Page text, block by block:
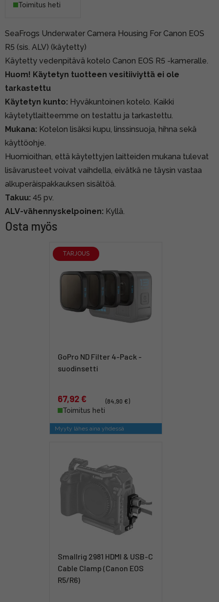
Toimitus heti
SeaFrogs Underwater Camera Housing For Canon EOS
R5 (sis. ALV) (käytetty)
Käytetty vedenpitävä kotelo Canon EOS R5 -kameralle.
Huom! Käytetyn tuotteen vesitiiviyttä ei ole
tarkastettu
Käytetyn kunto: Hyväkuntoinen kotelo. Kaikki
käytetytlaitteemme on testattu ja tarkastettu.
Mukana: Kotelon lisäksi kupu, linssinsuoja, hihna sekä
käyttöohje.
Huomioithan, että käytettyjen laitteiden mukana tulevat
lisävarusteet voivat vaihdella, eivätkä ne täysin vastaa
alkuperäispakkauksen sisältöä.
Takuu: 45 pv.
ALV-vähennyskelpoinen: Kyllä.
Osta myös
TARJOUS
GoPro ND Filter 4-Pack -
suodinsetti
67,92 €
(84,90 €)
Toimitus heti
Myyty lähes aina yhdessä
Smallrig 2981 HDMI & USB-C
Cable Clamp (Canon EOS
R5/R6)